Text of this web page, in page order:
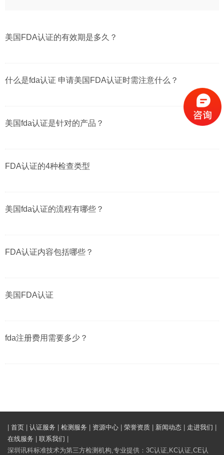
美国FDA认证的有效期是多久？
什么是fda认证 申请美国FDA认证时需注意什么？
美国fda认证是针对的产品？
FDA认证的4种检查类型
美国fda认证的流程有哪些？
FDA认证内容包括哪些？
美国FDA认证
fda注册费用需要多少？
首页 认证服务 检测服务 资源中心 荣誉资质 新闻动态 走进我们
在线服务
联系我们
深圳讯科标准技术为第三方检测机构,专业提供：3C认证,KC认证,CE认